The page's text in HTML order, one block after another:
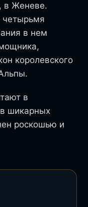
в Женеве.
четырьмя
в нем
королевского
в
в шикарных
роскошью и